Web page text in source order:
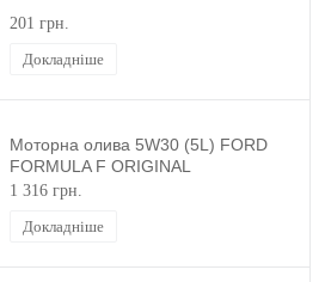
201 грн.
Докладніше
Моторна олива 5W30 (5L) FORD
FORMULA F ORIGINAL
1 316 грн.
Докладніше